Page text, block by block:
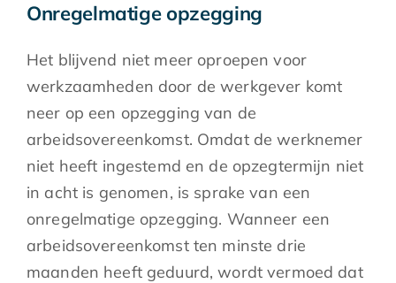
Onregelmatige opzegging
Het blijvend niet meer oproepen voor
werkzaamheden door de werkgever komt
neer op een opzegging van de
arbeidsovereenkomst. Omdat de werknemer
niet heeft ingestemd en de opzegtermijn niet
in acht is genomen, is sprake van een
onregelmatige opzegging. Wanneer een
arbeidsovereenkomst ten minste drie
maanden heeft geduurd, wordt vermoed dat